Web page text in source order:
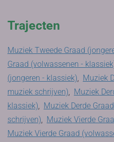
Trajecten
Muziek Tweede Graad
Graad (volwassenen -
(jongeren - klassiek), Muziek
muziek schrijven), Muziek
klassiek), Muziek Derde
schrijven), Muziek Vierde
Muziek Vierde Graad